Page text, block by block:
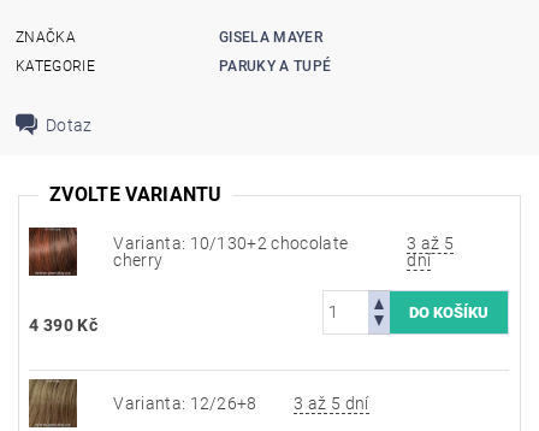
ZNAČKA
GISELA MAYER
KATEGORIE
PARUKY A TUPÉ
Dotaz
ZVOLTE VARIANTU
Varianta: 10/130+2 chocolate
cherry
3 až 5
dní
4 390 Kč
Varianta: 12/26+8 3 až 5 dní